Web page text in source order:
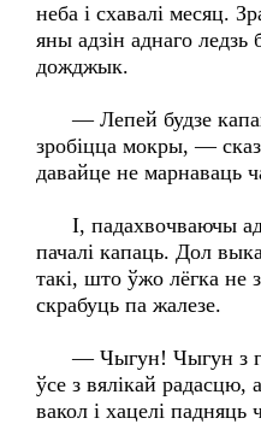
неба і схавалі месяц.
яны адзін аднаго ледзь
дожджык.
— Лепей будзе
зробіцца мокры, —
давайце не марнаваць
І, падахвочваючы
пачалі капаць. Дол
такі, што ўжо лёгка не
скрабуць па жалезе.
— Чыгун! Чыгун з
ўсе з вялікай радасцю,
вакол і хацелі